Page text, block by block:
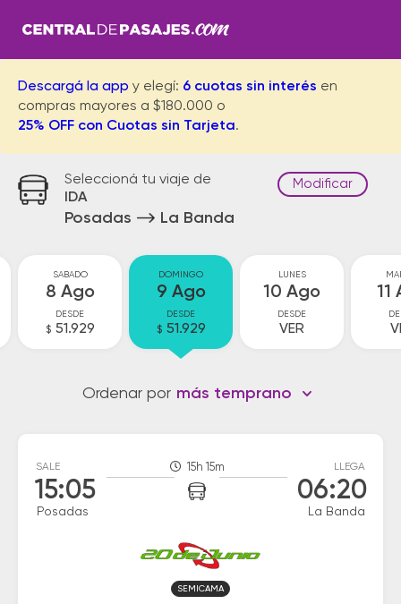
Descargá la app y elegí: 6 cuotas sin interés en
compras mayores a $180.000 o
25% OFF con Cuotas sin Tarjeta.
Seleccioná tu viaje de
IDA
Posadas La Banda
Modificar
SABADO
8 Ago
DESDE
$ 51.929
DOMINGO
9 Ago
DESDE
$ 51.929
LUNES
10 Ago
DESDE
VER
11
Ordenar por más temprano
SALE
15:05
Posadas
15h 15m LLEGA
06:20
La Banda
SEMICAMA